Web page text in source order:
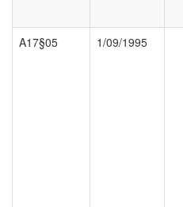
A17§05
1/09/1995